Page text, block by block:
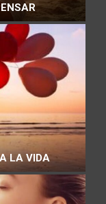
LA VIDA